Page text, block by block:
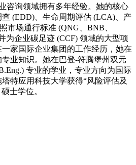
咨询领域拥有多年经验。她的核心
(EDD)、生命周期评估 (LCA)、产
市场通行标准 (QNG、BNB、
为企业碳足迹 (CCF) 领域的大型项
家国际企业集团的工作经历，她在
业知识。她在巴登-符腾堡州双元
专业的学业，专业方向为国际
特应用科技大学获得“风险评估及
士学位。